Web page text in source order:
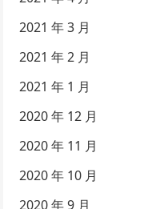
2021 年 3 月
2021 年 2 月
2021 年 1 月
2020 年 12 月
2020 年 11 月
2020 年 10 月
2020 年 9 月